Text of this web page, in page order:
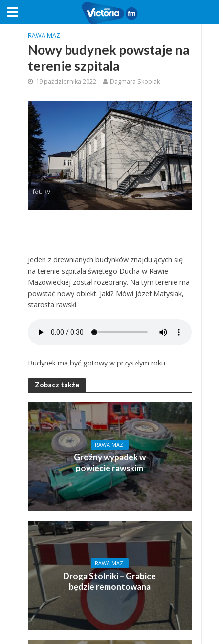
RAWA MAZ.
Nowy budynek powstaje na
terenie szpitala
19 października 2022 Dagmara Skopiak
fot. RV
Jeden z drewnianych budynków znajdujących się
na terenie szpitala świętego Ducha w Rawie
Mazowieckiej został rozebrany. Na tym terenie ma
powstać nowy obiekt. Jaki? Mówi Józef Matysiak,
starosta rawski.
Budynek ma być gotowy w przyszłym roku.
Zobacz także
RAWA MAZ.
Groźny wypadek w
powiecie rawskim
RAWA MAZ.
Droga Stolniki – Grabice
będzie remontowana